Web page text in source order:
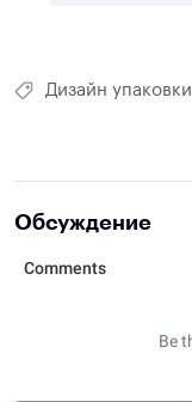
Дизайн упаковки
Обсуждение